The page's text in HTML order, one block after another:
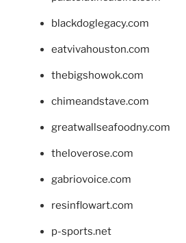
blackdoglegacy.com
eatvivahouston.com
thebigshowok.com
chimeandstave.com
greatwallseafoodny.com
theloverose.com
gabriovoice.com
resinflowart.com
p-sports.net